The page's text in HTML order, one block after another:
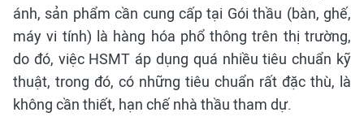
ánh, sản phẩm cần cung cấp tại Gói thầu (bàn, ghế,
máy vi tính) là hàng hóa phổ thông trên thị trường,
do đó, việc HSMT áp dụng quá nhiều tiêu chuẩn kỹ
thuật, trong đó, có những tiêu chuẩn rất đặc thù, là
không cần thiết, hạn chế nhà thầu tham dự.